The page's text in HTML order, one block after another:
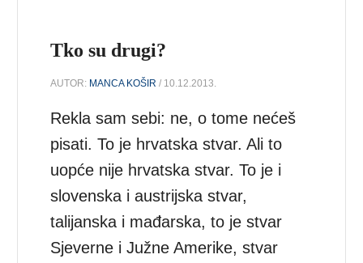
Tko su drugi?
AUTOR: MANCA KOŠIR / 10.12.2013.
Rekla sam sebi: ne, o tome nećeš
pisati. To je hrvatska stvar. Ali to
uopće nije hrvatska stvar. To je i
slovenska i austrijska stvar,
talijanska i mađarska, to je stvar
Sjeverne i Južne Amerike, stvar